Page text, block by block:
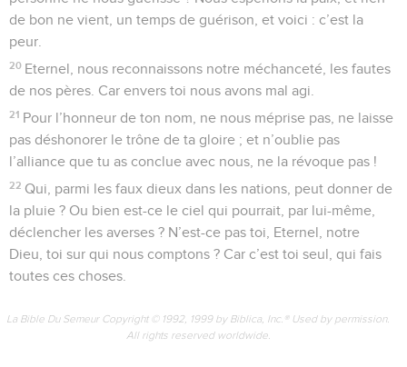
de bon ne vient, un temps de guérison, et voici : c’est la
peur.
20 Eternel, nous reconnaissons notre méchanceté, les fautes
de nos pères. Car envers toi nous avons mal agi.
21 Pour l’honneur de ton nom, ne nous méprise pas, ne laisse
pas déshonorer le trône de ta gloire ; et n’oublie pas
l’alliance que tu as conclue avec nous, ne la révoque pas !
22 Qui, parmi les faux dieux dans les nations, peut donner de
la pluie ? Ou bien est-ce le ciel qui pourrait, par lui-même,
déclencher les averses ? N’est-ce pas toi, Eternel, notre
Dieu, toi sur qui nous comptons ? Car c’est toi seul, qui fais
toutes ces choses.
La Bible Du Semeur Copyright © 1992, 1999 by Biblica, Inc.® Used by permission.
All rights reserved worldwide.